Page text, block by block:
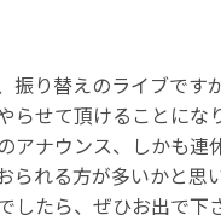
振り替えのライブで
らせて頂けることにな
アナウンス、しかも連
られる方が多いかと思
したら、ぜひお出で下